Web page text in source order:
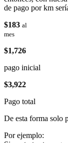
de pago por km
$183 al
mes
$1,726
pago inicial
$3,922
Pago total
De esta forma solo
Por ejemplo: